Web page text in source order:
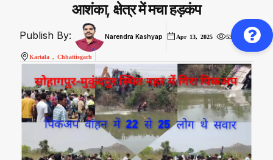
आशंका, क्षेत्र में मचा हड़कंप
Publish By: Narendra Kashyap Apr 13, 2025 53
Kartala , Chhattisgarh